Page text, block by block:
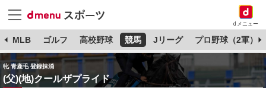
dメニュー
MLB ゴルフ 高校野球 競馬 Jリーグ プロ野球（2軍）
牝 青鹿毛 登録抹消
(父)(地)クールザプライド